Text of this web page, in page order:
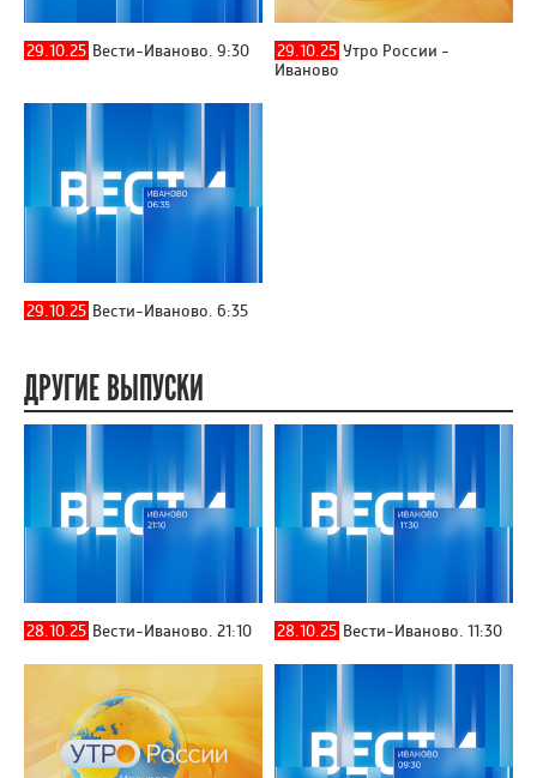
29.10.25 Вести-Иваново. 9:30 29.10.25 Утро России -
Иваново
29.10.25 Вести-Иваново. 6:35
ДРУГИЕ ВЫПУСКИ
28.10.25 Вести-Иваново. 21:10 28.10.25 Вести-Иваново. 11:30